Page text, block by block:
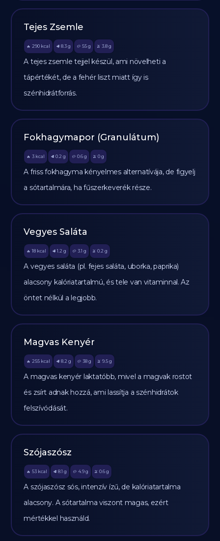
Tejes Zsemle
🔥 290 kcal 🥩 8.3 g 🥔 55g 🫒 3.8 g
A tejes zsemle tejjel készül, ami növelheti a
tápértékét, de a fehér liszt miatt így is
szénhidrátforrás.
Fokhagymapor (Granulátum)
🔥 3 kcal 🥩 0.2 g 🥔 0.6g 🫒 0 g
A friss fokhagyma kényelmes alternatívája, de figyelj
a sótartalmára, ha fűszerkeverék része.
Vegyes Saláta
🔥 18 kcal 🥩 1.2 g 🥔 3.1 g 🫒 0.2 g
A vegyes saláta (pl. fejes saláta, uborka, paprika)
alacsony kalóriatartalmú, és tele van vitaminnal. Az
öntet nélkül a legjobb.
Magvas Kenyér
🔥 255 kcal 🥩 8.2 g 🥔 38g 🫒 9.5 g
A magvas kenyér laktatóbb, mivel a magvak rostot
és zsírt adnak hozzá, ami lassítja a szénhidrátok
felszívódását.
Szójaszósz
🔥 53 kcal 🥩 8.1 g 🥔 4.9g 🫒 0.6 g
A szójaszósz sós, intenzív ízű, de kalóriatartalma
alacsony. A sótartalma viszont magas, ezért
mértékkel használd.